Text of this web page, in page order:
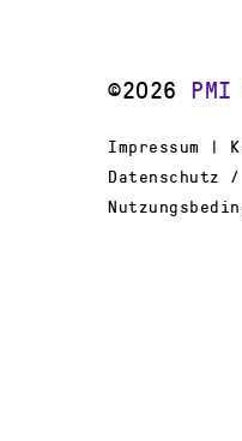
©2026
Impressum |
Datenschutz